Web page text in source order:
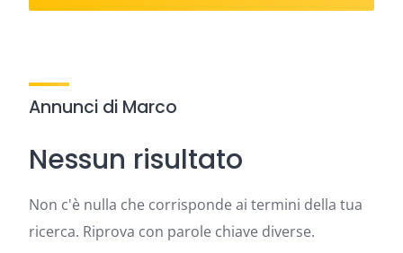
Annunci di Marco
Nessun risultato
Non c'è nulla che corrisponde ai termini della tua
ricerca. Riprova con parole chiave diverse.